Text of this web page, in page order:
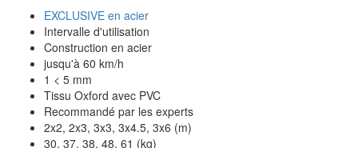
EXCLUSIVE en acier
Intervalle d'utilisation
Construction en acier
jusqu'à 60 km/h
1 < 5 mm
Tissu Oxford avec PVC
Recommandé par les experts
2x2, 2x3, 3x3, 3x4.5, 3x6 (m)
30, 37, 38, 48, 61 (kg)